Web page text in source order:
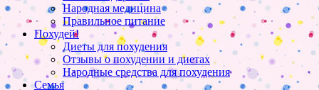
Народная медицина
Правильное питание
Похудей!
Диеты для похудения
Отзывы о похудении и диетах
Народные средства для похудения
Семья